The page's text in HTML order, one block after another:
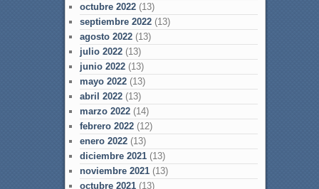
octubre 2022(13)
septiembre 2022(13)
agosto 2022(13)
julio 2022(13)
junio 2022(13)
mayo 2022(13)
abril 2022(13)
marzo 2022(14)
febrero 2022(12)
enero 2022(13)
diciembre 2021(13)
noviembre 2021(13)
octubre 2021(13)